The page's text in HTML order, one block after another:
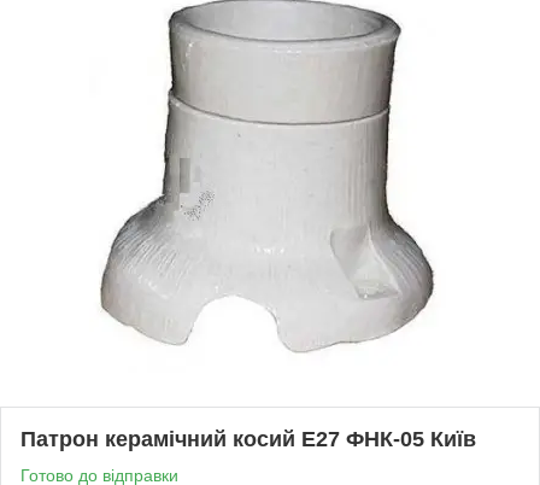
Патрон керамічний косий Е27 ФНК-05 Київ
Готово до відправки